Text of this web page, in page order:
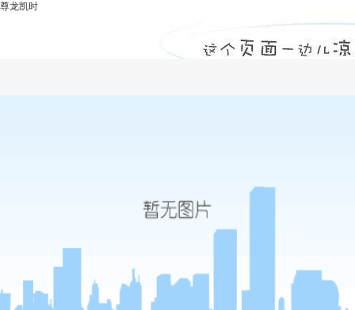
监理工程师报名时间-尊龙凯时
尊龙凯时